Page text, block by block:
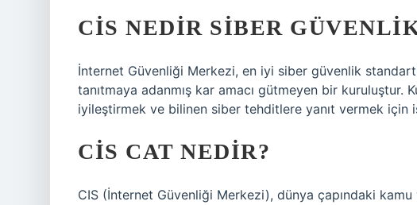
CIS NEDIR SIBER
İnternet Güvenliği Merkezi, en iyi siber güvenlik
tanıtmaya adanmış kar amacı gütmeyen bir kuruluştur.
iyileştirmek ve bilinen siber tehditlere yanıt vermek için
CIS CAT NEDIR?
CIS (İnternet Güvenliği Merkezi), dünya çapındaki